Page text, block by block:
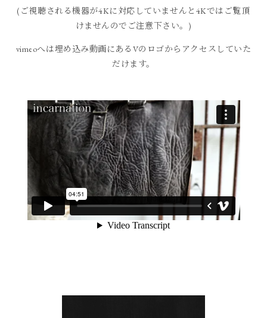
(ご視聴される機器が4Kに対応していませんと4Kではご覧頂
けませんのでご注意下さい。)
vimeoへは埋め込み動画にあるVのロゴからアクセスしていた
だけます。